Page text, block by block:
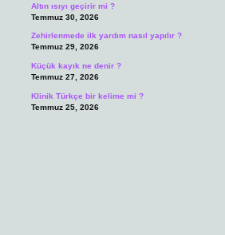
Altın ısıyı geçirir mi ?
Temmuz 30, 2026
Zehirlenmede ilk yardım nasıl yapılır ?
Temmuz 29, 2026
Küçük kayık ne denir ?
Temmuz 27, 2026
Klinik Türkçe bir kelime mi ?
Temmuz 25, 2026